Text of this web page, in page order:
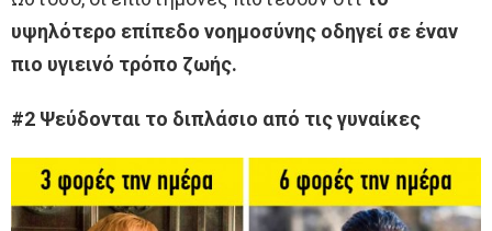
υψηλότερο επίπεδο νοημοσύνης οδηγεί σε έναν
πιο υγιεινό τρόπο ζωής.
#2 Ψεύδονται το διπλάσιο από τις γυναίκες